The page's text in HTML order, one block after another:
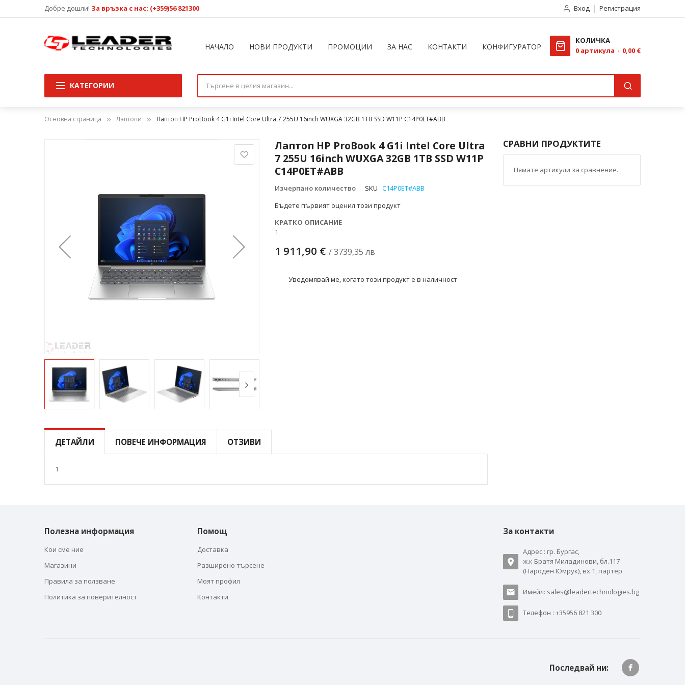
Добре дошли! За връзка с нас: (+359)56 821300 Вход Регистрация
НАЧАЛО НОВИ ПРОДУКТИ ПРОМОЦИИ ЗА НАС КОНТАКТИ КОНФИГУРАТОР
КОЛИЧКА
0 артикула 0,00 €
КАТЕГОРИИ
Основна страница Лаптопи Лаптоп HP ProBook 4 G1i Intel Core Ultra 7 255U 16inch WUXGA 32GB 1TB SSD W11P C14P0ET#ABB
Лаптоп HP ProBook 4 G1i Intel Core Ultra
7 255U 16inch WUXGA 32GB 1TB SSD W11P
C14P0ET#ABB
Изчерпано количество SKU C14P0ET#ABB
Бъдете първият оценил този продукт
КРАТКО ОПИСАНИЕ
1
1 911,90 € / 3739,35 лв
Уведомявай ме, когато този продукт е в наличност
към
началото
ДЕТАЙЛИ ПОВЕЧЕ ИНФОРМАЦИЯ ОТЗИВИ
1
СРАВНИ ПРОДУКТИТЕ
Нямате артикули за сравнение.
Полезна информация
Кои сме ние
Магазини
Правила за ползване
Политика за поверителност
Помощ
Доставка
Разширено търсене
Моят профил
Контакти
За контакти
Адрес : гр. Бургас,
ж.к Братя Миладинови, бл.117
(Народен Юмрук), вх.1, партер
Имейл: sales@leadertechnologies.bg
Телефон : +35956 821 300
Последвай ни: